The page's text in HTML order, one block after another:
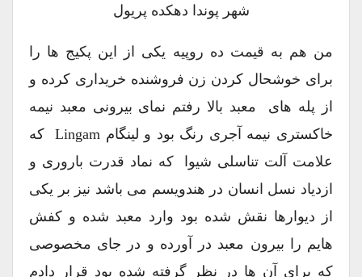
شهر پوندا دهکده پریول
من هم به قیمت ده روپیه یکی از این پکیج ها را
برای خوشحال کردن زن فروشنده خریداری کرده و
از پله های معبد بالا رفتم نمای بیرونی معبد نیمه
خاکستری نیمه آجری رنگ بود و لینگام Lingam که
علامت آلت تناسلی شیوا که نماد قدرت باروری و
ازدیاد نسل انسان در هندویسم می باشد نیز بر یکی
از دیوارها نقش شده بود وارد معبد شده و کفش
هایم را بیرون معبد در آورده و در جای مخصوصی
که برای آن ها در نظر گرفته شده بود قرار دادم